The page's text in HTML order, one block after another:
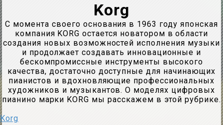
Korg
С момента своего основания в 1963 году японская
компания KORG остается новатором в области
создания новых возможностей исполнения музыки
и продолжает создавать инновационные и
бескомпромиссные инструменты высокого
качества, достаточно доступные для начинающих
пианистов и вдохновляющие профессиональных
художников и музыкантов. О моделях цифровых
пианино марки KORG мы расскажем в этой рубрике.
Korg